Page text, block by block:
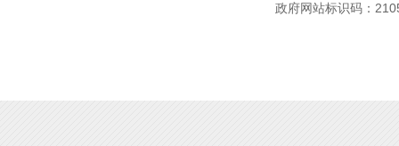
政府网站标识码：